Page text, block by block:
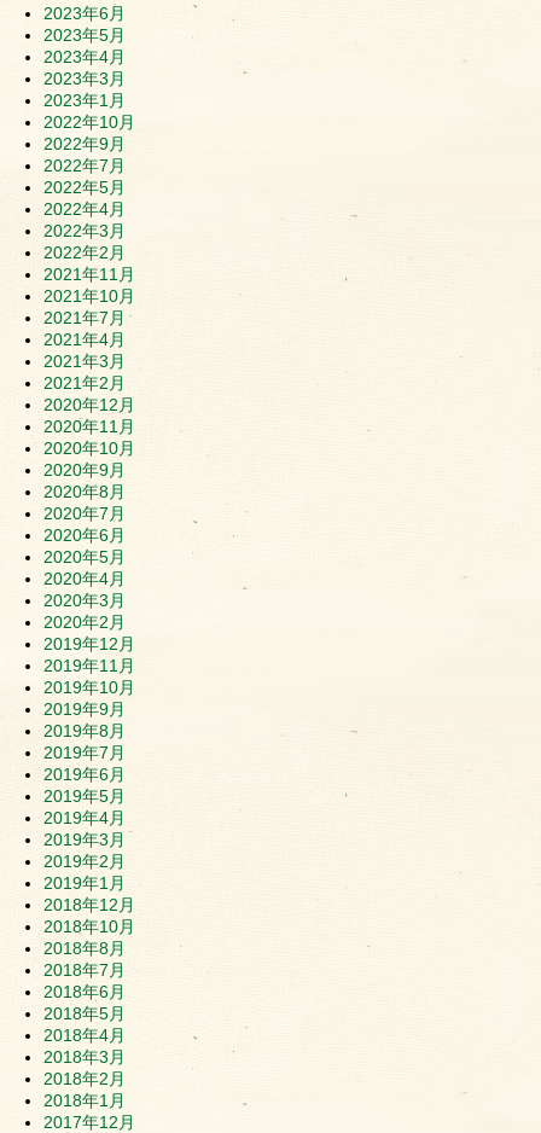
2023年6月
2023年5月
2023年4月
2023年3月
2023年1月
2022年10月
2022年9月
2022年7月
2022年5月
2022年4月
2022年3月
2022年2月
2021年11月
2021年10月
2021年7月
2021年4月
2021年3月
2021年2月
2020年12月
2020年11月
2020年10月
2020年9月
2020年8月
2020年7月
2020年6月
2020年5月
2020年4月
2020年3月
2020年2月
2019年12月
2019年11月
2019年10月
2019年9月
2019年8月
2019年7月
2019年6月
2019年5月
2019年4月
2019年3月
2019年2月
2019年1月
2018年12月
2018年10月
2018年8月
2018年7月
2018年6月
2018年5月
2018年4月
2018年3月
2018年2月
2018年1月
2017年12月